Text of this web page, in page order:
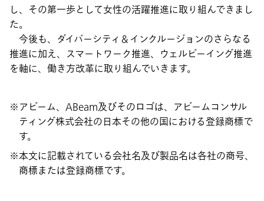
し、その第一歩として女性の活躍推進に取り組んできまし
た。
今後も、ダイバーシティ＆インクルージョンのさらなる
推進に加え、スマートワーク推進、ウェルビーイング推進
を軸に、働き方改革に取り組んでいきます。
アビーム、ABeam及びそのロゴは、アビームコンサル
ティング株式会社の日本その他の国における登録商標で
す。
本文に記載されている会社名及び製品名は各社の商号、
商標または登録商標です。